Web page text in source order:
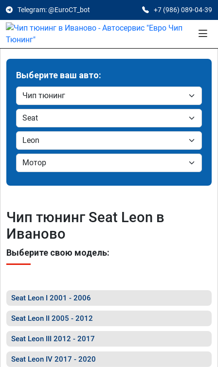
Telegram: @EuroCT_bot +7 (986) 089-04-39
Выберите ваш авто:
Чип тюнинг Seat Leon в
Иваново
Выберите свою модель:
Seat Leon I 2001 - 2006
Seat Leon II 2005 - 2012
Seat Leon III 2012 - 2017
Seat Leon IV 2017 - 2020